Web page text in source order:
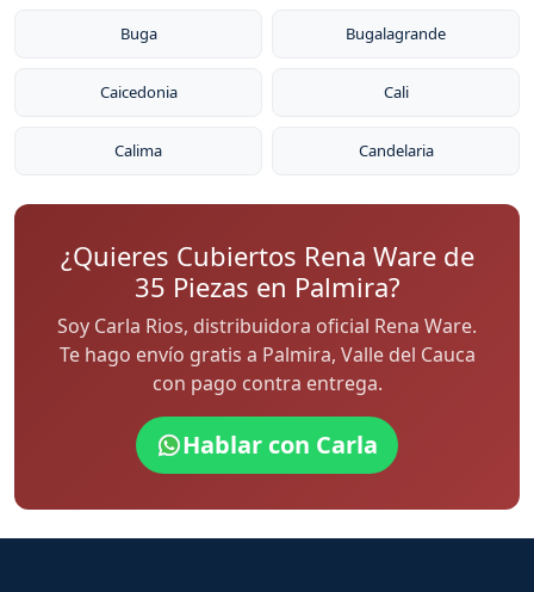
Buga Bugalagrande
Caicedonia Cali
Calima Candelaria
¿Quieres Cubiertos Rena Ware de
35 Piezas en Palmira?
Soy Carla Rios, distribuidora oficial Rena Ware.
Te hago envío gratis a Palmira, Valle del Cauca
con pago contra entrega.
Hablar con Carla